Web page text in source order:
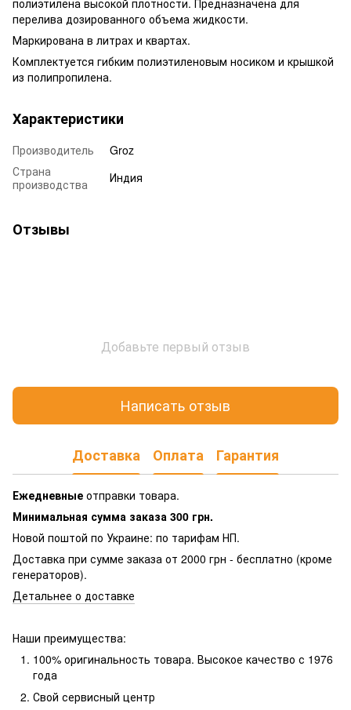
перелива дозированного объема жидкости.
Маркирована в литрах и квартах.
Комплектуется гибким полиэтиленовым носиком и крышкой
из полипропилена.
Характеристики
Производитель
Groz
Страна
производства
Индия
Отзывы
Добавьте первый отзыв
Написать отзыв
Доставка Оплата Гарантия
Ежедневные отправки товара.
Минимальная сумма заказа 300 грн.
Новой поштой по Украине: по тарифам НП.
Доставка при сумме заказа от 2000 грн - бесплатно (кроме
генераторов).
Детальнее о доставке
Наши преимущества:
100% оригинальность товара. Высокое качество с 1976
года
Свой сервисный центр